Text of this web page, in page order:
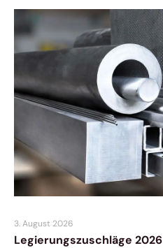
3. August 2026
Legierungszuschläge 2026